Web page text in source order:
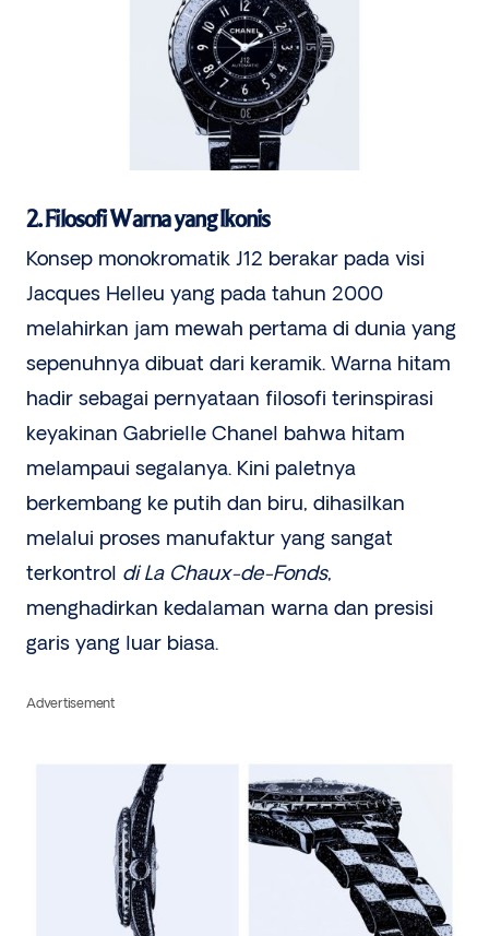
2. Filosofi Warna yang Ikonis
Konsep monokromatik J12 berakar pada visi
Jacques Helleu yang pada tahun 2000
melahirkan jam mewah pertama di dunia yang
sepenuhnya dibuat dari keramik. Warna hitam
hadir sebagai pernyataan filosofi terinspirasi
keyakinan Gabrielle Chanel bahwa hitam
melampaui segalanya. Kini paletnya
berkembang ke putih dan biru, dihasilkan
melalui proses manufaktur yang sangat
terkontrol di La Chaux-de-Fonds,
menghadirkan kedalaman warna dan presisi
garis yang luar biasa.
Advertisement